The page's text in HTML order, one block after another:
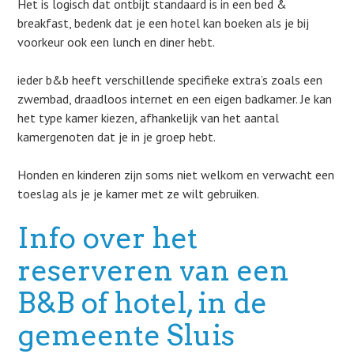
Het is logisch dat ontbijt standaard is in een bed &
breakfast, bedenk dat je een hotel kan boeken als je bij
voorkeur ook een lunch en diner hebt.
ieder b&b heeft verschillende specifieke extra’s zoals een
zwembad, draadloos internet en een eigen badkamer. Je kan
het type kamer kiezen, afhankelijk van het aantal
kamergenoten dat je in je groep hebt.
Honden en kinderen zijn soms niet welkom en verwacht een
toeslag als je je kamer met ze wilt gebruiken.
Info over het
reserveren van een
B&B of hotel, in de
gemeente Sluis